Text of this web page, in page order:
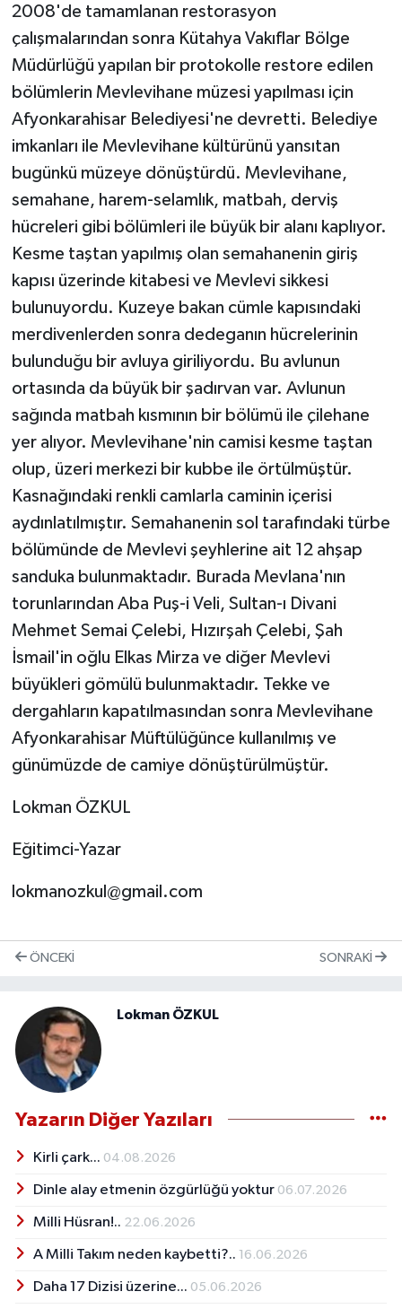
2008'de tamamlanan restorasyon
çalışmalarından sonra Kütahya Vakıflar Bölge
Müdürlüğü yapılan bir protokolle restore edilen
bölümlerin Mevlevihane müzesi yapılması için
Afyonkarahisar Belediyesi'ne devretti. Belediye
imkanları ile Mevlevihane kültürünü yansıtan
bugünkü müzeye dönüştürdü. Mevlevihane,
semahane, harem-selamlık, matbah, derviş
hücreleri gibi bölümleri ile büyük bir alanı kaplıyor.
Kesme taştan yapılmış olan semahanenin giriş
kapısı üzerinde kitabesi ve Mevlevi sikkesi
bulunuyordu. Kuzeye bakan cümle kapısındaki
merdivenlerden sonra dedeganın hücrelerinin
bulunduğu bir avluya giriliyordu. Bu avlunun
ortasında da büyük bir şadırvan var. Avlunun
sağında matbah kısmının bir bölümü ile çilehane
yer alıyor. Mevlevihane'nin camisi kesme taştan
olup, üzeri merkezi bir kubbe ile örtülmüştür.
Kasnağındaki renkli camlarla caminin içerisi
aydınlatılmıştır. Semahanenin sol tarafındaki türbe
bölümünde de Mevlevi şeyhlerine ait 12 ahşap
sanduka bulunmaktadır. Burada Mevlana'nın
torunlarından Aba Puş-i Veli, Sultan-ı Divani
Mehmet Semai Çelebi, Hızırşah Çelebi, Şah
İsmail'in oğlu Elkas Mirza ve diğer Mevlevi
büyükleri gömülü bulunmaktadır. Tekke ve
dergahların kapatılmasından sonra Mevlevihane
Afyonkarahisar Müftülüğünce kullanılmış ve
günümüzde de camiye dönüştürülmüştür.
Lokman ÖZKUL
Eğitimci-Yazar
lokmanozkul@gmail.com
ÖNCEKI SONRAKI
Lokman ÖZKUL
Yazarın Diğer Yazıları
Kirli çark... 04.08.2026
Dinle alay etmenin özgürlüğü yoktur 06.07.2026
Milli Hüsran!.. 22.06.2026
A Milli Takım neden kaybetti?.. 16.06.2026
Daha 17 Dizisi üzerine... 05.06.2026